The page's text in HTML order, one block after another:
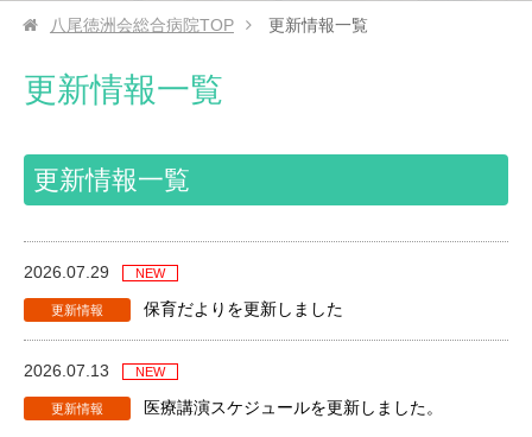
八尾徳洲会総合病院TOP 更新情報一覧
更新情報一覧
更新情報一覧
2026.07.29
保育だよりを更新しました
2026.07.13
医療講演スケジュールを更新しました。